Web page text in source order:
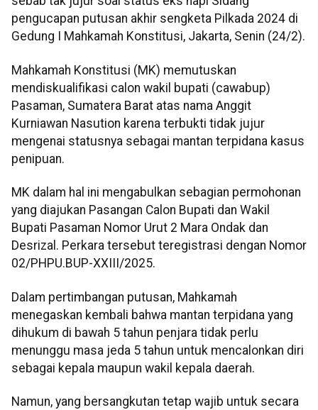
pengucapan putusan akhir sengketa Pilkada 2024 di
Gedung I Mahkamah Konstitusi, Jakarta, Senin (24/2).
Mahkamah Konstitusi (MK) memutuskan
mendiskualifikasi calon wakil bupati (cawabup)
Pasaman, Sumatera Barat atas nama Anggit
Kurniawan Nasution karena terbukti tidak jujur
mengenai statusnya sebagai mantan terpidana kasus
penipuan.
MK dalam hal ini mengabulkan sebagian permohonan
yang diajukan Pasangan Calon Bupati dan Wakil
Bupati Pasaman Nomor Urut 2 Mara Ondak dan
Desrizal. Perkara tersebut teregistrasi dengan Nomor
02/PHPU.BUP-XXIII/2025.
Dalam pertimbangan putusan, Mahkamah
menegaskan kembali bahwa mantan terpidana yang
dihukum di bawah 5 tahun penjara tidak perlu
menunggu masa jeda 5 tahun untuk mencalonkan diri
sebagai kepala maupun wakil kepala daerah.
Namun, yang bersangkutan tetap wajib untuk secara